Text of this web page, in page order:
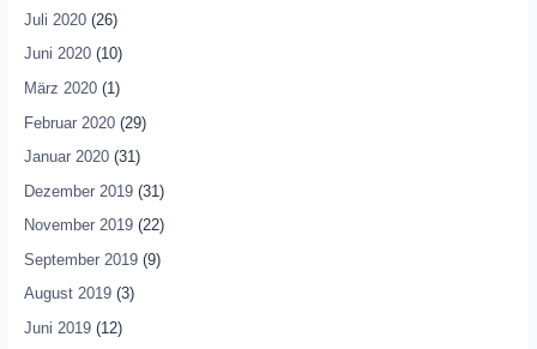
Juli 2020(26)
Juni 2020(10)
März 2020(1)
Februar 2020(29)
Januar 2020(31)
Dezember 2019(31)
November 2019(22)
September 2019(9)
August 2019(3)
Juni 2019(12)